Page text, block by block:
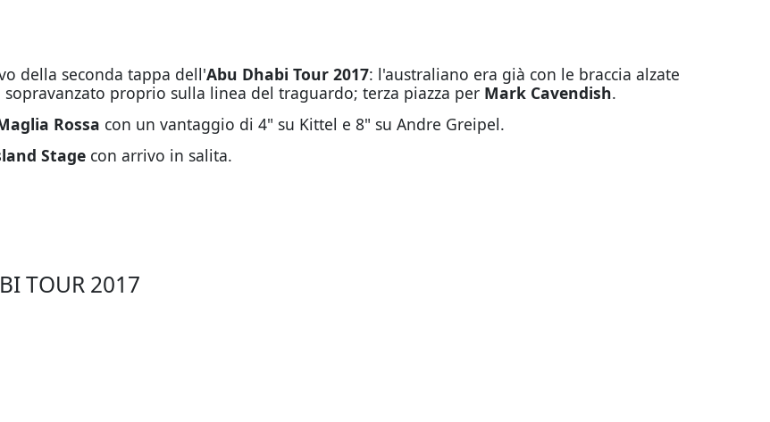
della seconda tappa dell'Abu Dhabi Tour 2017: l'australiano era già con le braccia alzate
sopravanzato proprio sulla linea del traguardo; terza piazza per Mark Cavendish.
Rossa con un vantaggio di 4" su Kittel e 8" su Andre Greipel.
Stagecon arrivo in salita.
TOUR 2017